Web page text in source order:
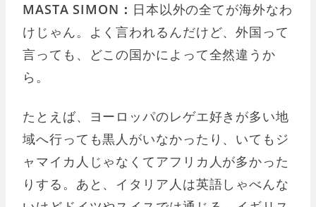
MASTA SIMON： 日本以外の全てが海外なわ
けじゃん。よく言われるんだけど、外国って
言っても、どこの国かによって全然違うか
ら。
たとえば、ヨーロッパのレゲエ好きが多い地
域へ行っても黒人がいなかったり、いてもジ
ャマイカ人じゃなくてアフリカ人が多かった
りする。あと、イタリア人は英語しゃべんな